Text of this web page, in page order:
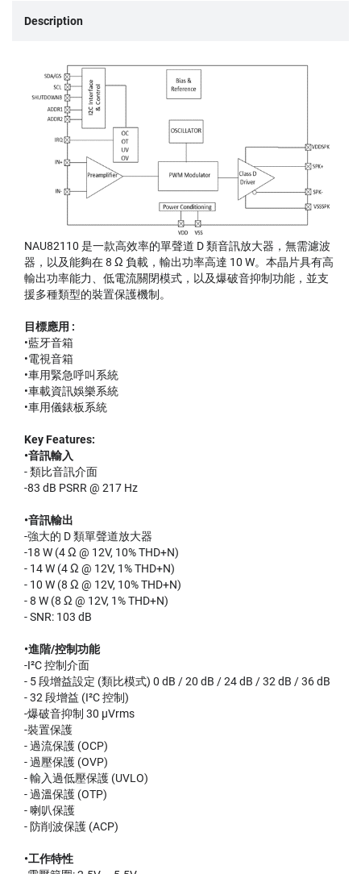
Description
NAU82110 是一款高效率的單聲道 D 類音訊放大器，無需濾波
器，以及能夠在 8 Ω 負載，輸出功率高達 10 W。本晶片具有高
輸出功率能力、低電流關閉模式，以及爆破音抑制功能，並支
援多種類型的裝置保護機制。
目標應用 :
•藍牙音箱
•電視音箱
•車用緊急呼叫系統
•車載資訊娛樂系統
•車用儀錶板系統
Key Features:
•音訊輸入
- 類比音訊介面
-83 dB PSRR @ 217 Hz
•音訊輸出
-強大的 D 類單聲道放大器
-18 W (4 Ω @ 12V, 10% THD+N)
- 14 W (4 Ω @ 12V, 1% THD+N)
- 10 W (8 Ω @ 12V, 10% THD+N)
- 8 W (8 Ω @ 12V, 1% THD+N)
- SNR: 103 dB
•進階/控制功能
-I²C 控制介面
- 5 段增益設定 (類比模式) 0 dB / 20 dB / 24 dB / 32 dB / 36 dB
- 32 段增益 (I²C 控制)
-爆破音抑制 30 µVrms
-裝置保護
- 過流保護 (OCP)
- 過壓保護 (OVP)
- 輸入過低壓保護 (UVLO)
- 過溫保護 (OTP)
- 喇叭保護
- 防削波保護 (ACP)
•工作特性